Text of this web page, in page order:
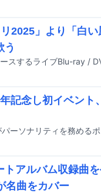
2025」より「白
う
記念し初イベン
トアルバム収録曲
名曲をカバー